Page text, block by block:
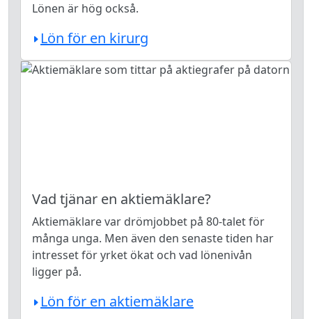
Lönen är hög också.
Lön för en kirurg
Vad tjänar en aktiemäklare?
Aktiemäklare var drömjobbet på 80-talet för
många unga. Men även den senaste tiden har
intresset för yrket ökat och vad lönenivån
ligger på.
Lön för en aktiemäklare